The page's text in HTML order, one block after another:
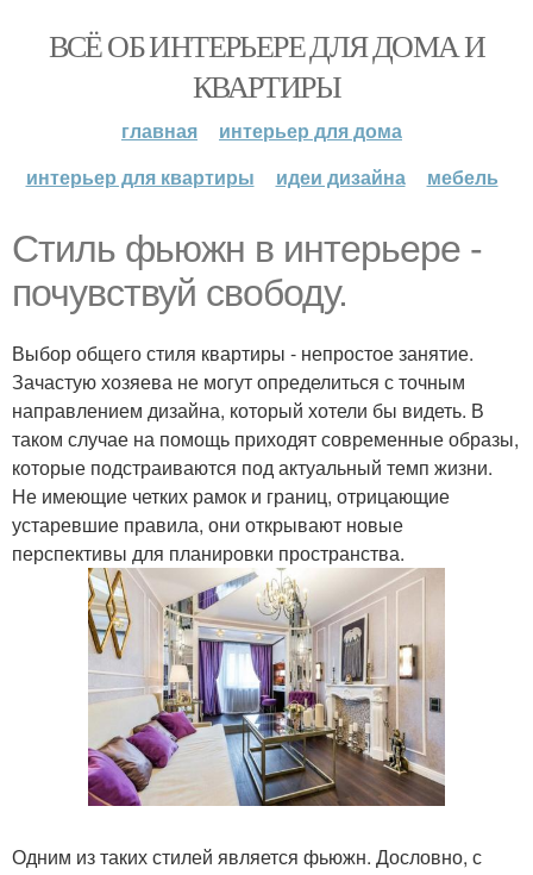
ВСЁ ОБ ИНТЕРЬЕРЕ ДЛЯ ДОМА И
КВАРТИРЫ
главная
интерьер для дома
интерьер для квартиры
идеи дизайна мебель
Стиль фьюжн в интерьере -
почувствуй свободу.
Выбор общего стиля квартиры - непростое занятие.
Зачастую хозяева не могут определиться с точным
направлением дизайна, который хотели бы видеть. В
таком случае на помощь приходят современные образы,
которые подстраиваются под актуальный темп жизни.
Не имеющие четких рамок и границ, отрицающие
устаревшие правила, они открывают новые
перспективы для планировки пространства.
Одним из таких стилей является фьюжн. Дословно, с